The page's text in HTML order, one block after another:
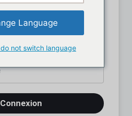
Language
not switch language